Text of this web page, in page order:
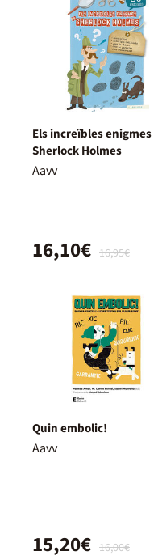
Els increïbles
Sherlock Holmes
Aavv
16,95€
16,10€
Quin embolic!
Aavv
16,00€
15,20€